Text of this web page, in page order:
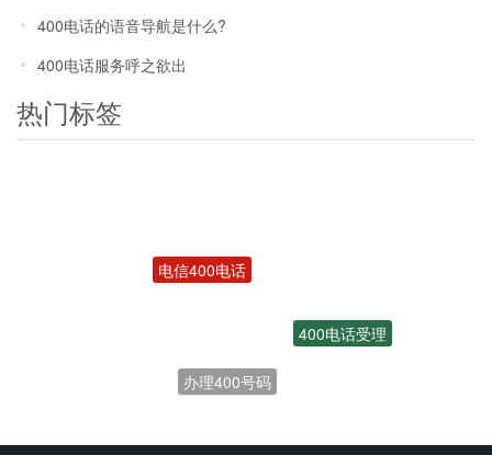
400电话的语音导航是什么?
400电话服务呼之欲出
热门标签
400电话受理